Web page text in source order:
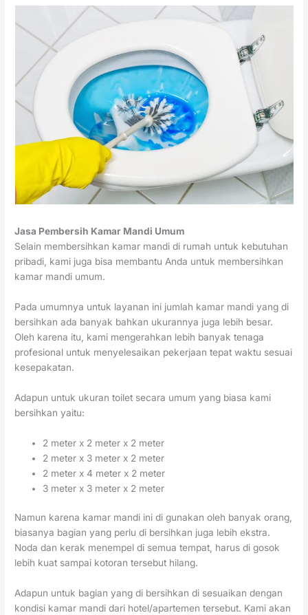
Jasa Pembersih Kamar Mandi Umum
Selain membersihkan kamar mandi di rumah untuk kebutuhan
pribadi, kami juga bisa membantu Anda untuk membersihkan
kamar mandi umum.
Pada umumnya untuk layanan ini jumlah kamar mandi yang di
bersihkan ada banyak bahkan ukurannya juga lebih besar.
Oleh karena itu, kami mengerahkan lebih banyak tenaga
profesional untuk menyelesaikan pekerjaan tepat waktu sesuai
kesepakatan.
Adapun untuk ukuran toilet secara umum yang biasa kami
bersihkan yaitu:
2 meter x 2 meter x 2 meter
2 meter x 3 meter x 2 meter
2 meter x 4 meter x 2 meter
3 meter x 3 meter x 2 meter
Namun karena kamar mandi ini di gunakan oleh banyak orang,
biasanya bagian yang perlu di bersihkan juga lebih ekstra.
Noda dan kerak menempel di semua tempat, harus di gosok
lebih kuat sampai kotoran tersebut hilang.
Adapun untuk bagian yang di bersihkan di sesuaikan dengan
kondisi kamar mandi dari hotel/apartemen tersebut. Kami akan